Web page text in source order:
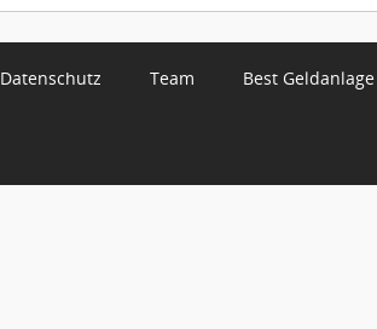
Datenschutz Team Best Geldanlage